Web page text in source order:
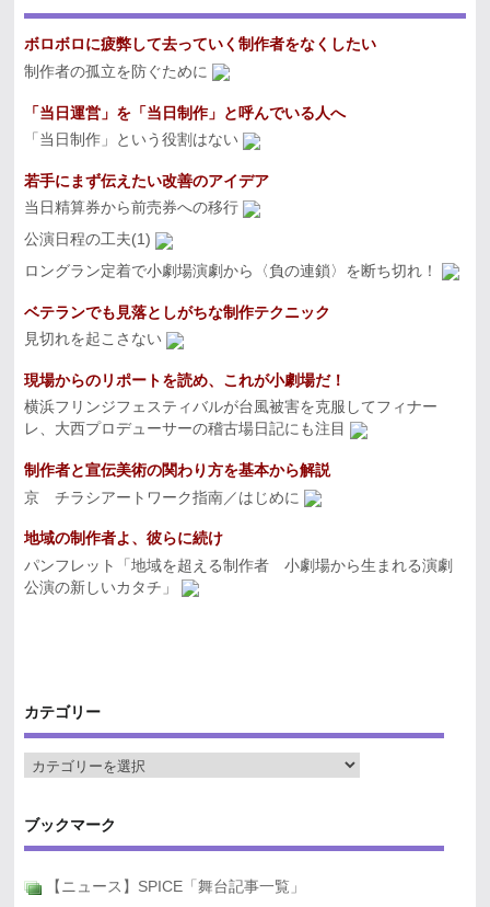
ボロボロに疲弊して去っていく制作者をなくしたい
制作者の孤立を防ぐために
「当日運営」を「当日制作」と呼んでいる人へ
「当日制作」という役割はない
若手にまず伝えたい改善のアイデア
当日精算券から前売券への移行
公演日程の工夫(1)
ロングラン定着で小劇場演劇から〈負の連鎖〉を断ち切れ！
ベテランでも見落としがちな制作テクニック
見切れを起こさない
現場からのリポートを読め、これが小劇場だ！
横浜フリンジフェスティバルが台風被害を克服してフィナー
レ、大西プロデューサーの稽古場日記にも注目
制作者と宣伝美術の関わり方を基本から解説
京 チラシアートワーク指南／はじめに
地域の制作者よ、彼らに続け
パンフレット「地域を超える制作者 小劇場から生まれる演劇
公演の新しいカタチ」
カテゴリー
ブックマーク
【ニュース】SPICE「舞台記事一覧」